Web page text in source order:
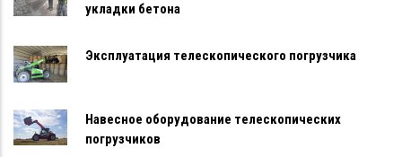
укладки бетона
Эксплуатация телескопического погрузчика
Навесное оборудование телескопических
погрузчиков